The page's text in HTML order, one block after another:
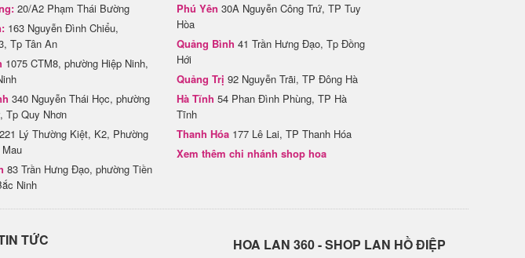
20/A2 Phạm Thái Bường
163 Nguyễn Đình Chiểu,
Tp Tân An
1075 CTM8, phường Hiệp Ninh,
340 Nguyễn Thái Học, phường
Tp Quy Nhơn
221 Lý Thường Kiệt, K2, Phường
83 Trần Hưng Đạo, phường Tiền
Ninh
Phú Yên 30A Nguyễn Công Trứ, TP Tuy
Hòa
Quảng Bình 41 Trần Hưng Đạo, Tp Đồng
Hới
Quảng Trị 92 Nguyễn Trãi, TP Đông Hà
Hà Tĩnh 54 Phan Đình Phùng, TP Hà
Tĩnh
Thanh Hóa 177 Lê Lai, TP Thanh Hóa
Xem thêm chi nhánh shop hoa
TỨC H​OA LAN 360 - SHOP LAN HỒ ĐIỆP